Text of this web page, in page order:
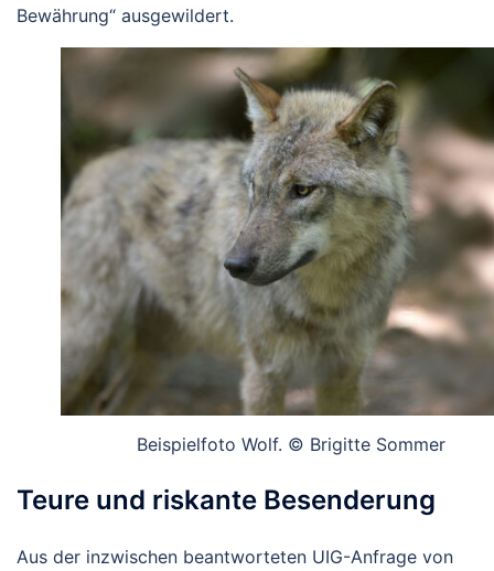
Bewährung“ ausgewildert.
Beispielfoto Wolf. © Brigitte Sommer
Teure und riskante Besenderung
Aus der inzwischen beantworteten UIG-Anfrage von